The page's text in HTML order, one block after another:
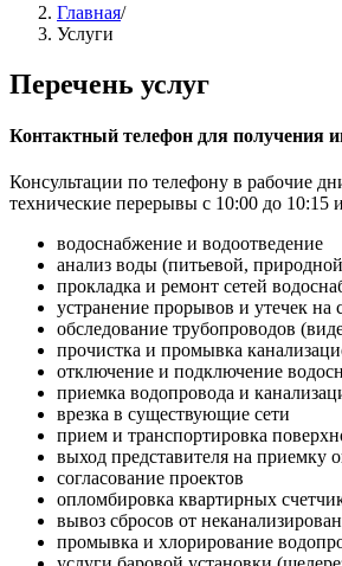
Главная/
Услуги
Перечень услуг
Контактный телефон для получения
Консультации по телефону в рабочие
технические перерывы с 10:00 до 10:15
водоснабжение и водоотведение
анализ воды (питьевой,
прокладка и ремонт сетей
устранение прорывов и утечек на
обследование трубопроводов
прочистка и промывка
отключение и подключение
приемка водопровода и
врезка в существующие сети
прием и транспортировка
выход представителя на приемку
согласование проектов
опломбировка квартирных
вывоз сбросов от
промывка и хлорирование